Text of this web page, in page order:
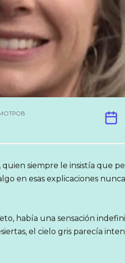
siempre le insistía que
en esas explicaciones
había una sensación
el cielo gris parecía